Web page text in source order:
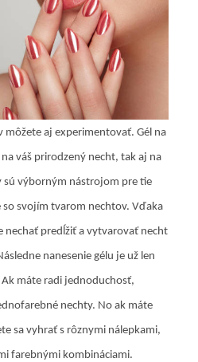
môžete aj experimentovať. Gél na
váš prirodzený necht, tak aj na
sú výborným nástrojom pre tie
so svojím tvarom nechtov. Vďaka
nechať predĺžiť a vytvarovať necht
nanesenie gélu je už len
máte radi jednoduchosť,
nechty. No ak máte
sa vyhrať s rôznymi nálepkami,
farebnými kombináciami.